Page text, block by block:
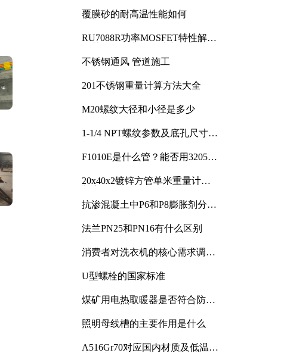
覆膜砂的耐高温性能如何
RU7088R功率MOSFET特性解析
不锈钢通风 管道施工
201不锈钢重量计算方法大全
M20螺纹大径和小径是多少
1-1/4 NPT螺纹参数及底孔尺寸详
F1010E是什么管？能否用3205或
20x40x2镀锌方管单米重量计算
抗渗混凝土中P6和P8膨胀剂分别
法兰PN25和PN16有什么区别
消费者对洗衣机的核心需求调研
U型螺栓的国家标准
煤矿用电热取暖器是否符合防爆
照明母线槽的主要作用是什么
A516Gr70对应国内材质及低温冲